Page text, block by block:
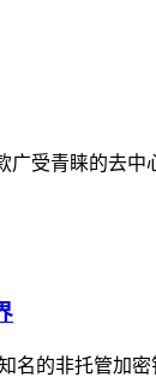
广受青睐的去
的非托管加